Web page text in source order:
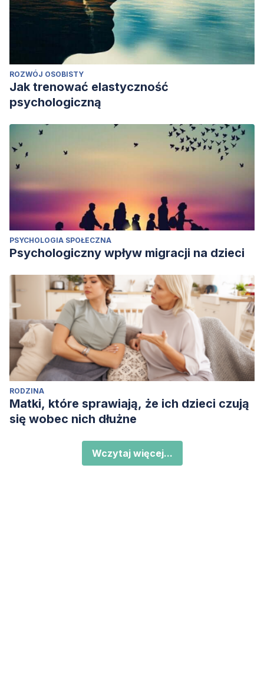
ROZWÓJ OSOBISTY
Jak trenować elastyczność
psychologiczną
PSYCHOLOGIA SPOŁECZNA
Psychologiczny wpływ migracji na dzieci
RODZINA
Matki, które sprawiają, że ich dzieci czują
się wobec nich dłużne
Wczytaj więcej...